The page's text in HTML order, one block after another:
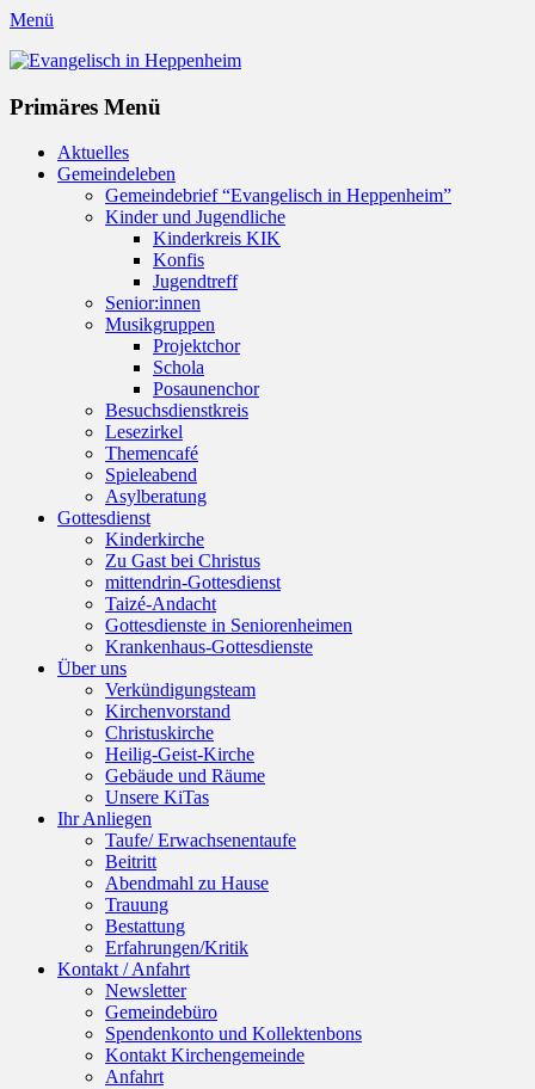
Menü
Evangelisch in Heppenheim
Primäres Menü
Zum
Inhalt
Aktuelles
Gemeindeleben
Gemeindebrief “Evangelisch in Heppenheim”
Kinder und Jugendliche
Kinderkreis KIK
Konfis
Jugendtreff
Senior:innen
Musikgruppen
Projektchor
Schola
Posaunenchor
Besuchsdienstkreis
Lesezirkel
Themencafé
Spieleabend
Asylberatung
Gottesdienst
Kinderkirche
Zu Gast bei Christus
mittendrin-Gottesdienst
Taizé-Andacht
Gottesdienste in Seniorenheimen
Krankenhaus-Gottesdienste
Über uns
Verkündigungsteam
Kirchenvorstand
Christuskirche
Heilig-Geist-Kirche
Gebäude und Räume
Unsere KiTas
Ihr Anliegen
Taufe/ Erwachsenentaufe
Beitritt
Abendmahl zu Hause
Trauung
Bestattung
Erfahrungen/Kritik
Kontakt / Anfahrt
Newsletter
Gemeindebüro
Spendenkonto und Kollektenbons
Kontakt Kirchengemeinde
Anfahrt